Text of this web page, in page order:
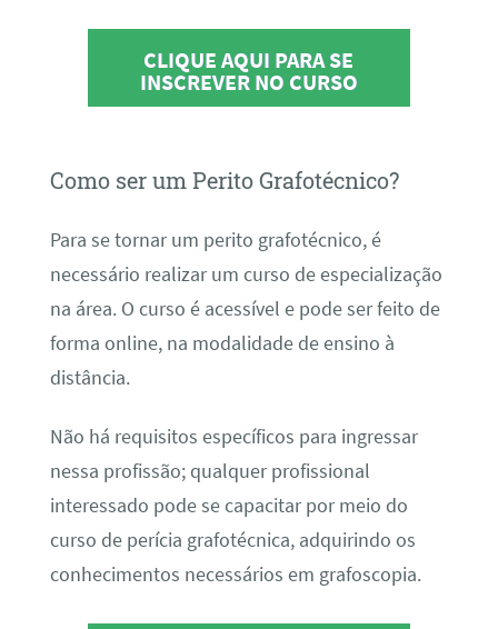
CLIQUE AQUI PARA SE
INSCREVER NO CURSO
Como ser um Perito Grafotécnico?
Para se tornar um perito grafotécnico, é
necessário realizar um curso de especialização
na área. O curso é acessível e pode ser feito de
forma online, na modalidade de ensino à
distância.
Não há requisitos específicos para ingressar
nessa profissão; qualquer profissional
interessado pode se capacitar por meio do
curso de perícia grafotécnica, adquirindo os
conhecimentos necessários em grafoscopia.